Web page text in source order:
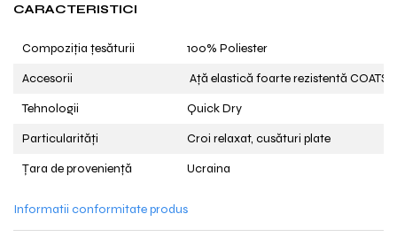
CARACTERISTICI
Compoziția țesăturii
100% Poliester
Accesorii
Ață elastică foarte rezistentă COATS
Tehnologii
Quick Dry
Particularități
Croi relaxat, cusături plate
Țara de proveniență
Ucraina
Informatii conformitate produs